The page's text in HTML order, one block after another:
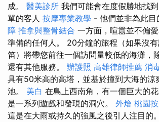
成。 醫美診所 我們可能會在度假勝地找
單的客人 按摩專業教學 - 他們並非為此目
障 推拿與整骨結合 一方面，喧囂並不偏
準備的任何人。 20分鐘的旅程（如果沒
笛）將帶您前往一個訪問量較低的海灘，
還有其他服務。 辦護照 高雄律師推薦 消
具有50米高的高塔，並基於撞到大海的涼
池。 美白 在島上西南角，有一個巨大的
是一系列遊戲和發現的洞穴。 外燴 桃園
這是在大雨或持久的強風之後引人注目的